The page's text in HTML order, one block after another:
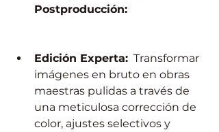
Postproducción:
Edición Experta:
  Transformar
imágenes en bruto en obras
maestras pulidas a través de
una meticulosa corrección de
color, ajustes selectivos y